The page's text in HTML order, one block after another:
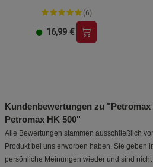
(6)
16,99 €
Kundenbewertungen zu
Petromax HK 500"
Alle Bewertungen stammen ausschließlich
Produkt bei uns erworben haben. Sie geben
persönliche Meinungen wieder und sind